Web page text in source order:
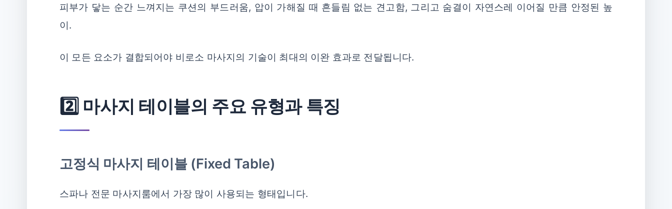
피부가 닿는 순간 느껴지는 쿠션의 부드러움, 압이 가해질 때 흔들림 없는 견고함, 그리고 숨결이 자연스레 이어질 만큼 안정된 높
이.
이 모든 요소가 결합되어야 비로소 마사지의 기술이 최대의 이완 효과로 전달됩니다.
2️⃣ 마사지 테이블의 주요 유형과 특징
고정식 마사지 테이블 (Fixed Table)
스파나 전문 마사지룸에서 가장 많이 사용되는 형태입니다.